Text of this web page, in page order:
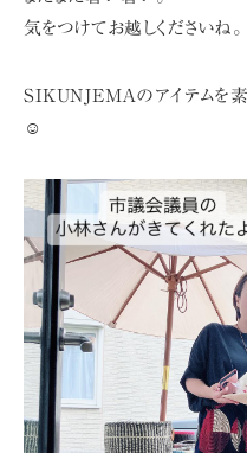
気をつけてお越しくださいね。
SIKUNJEMAのアイテムを素
☺️